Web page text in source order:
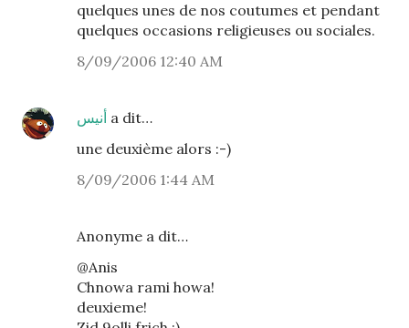
quelques unes de nos coutumes et pendant
quelques occasions religieuses ou sociales.
8/09/2006 12:40 AM
أنيس a dit…
une deuxième alors :-)
8/09/2006 1:44 AM
Anonyme a dit…
@Anis
Chnowa rami howa!
deuxieme!